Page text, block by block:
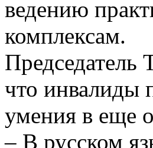
ведению
комплексам.
что инвалиды
умения в еще
– В русском